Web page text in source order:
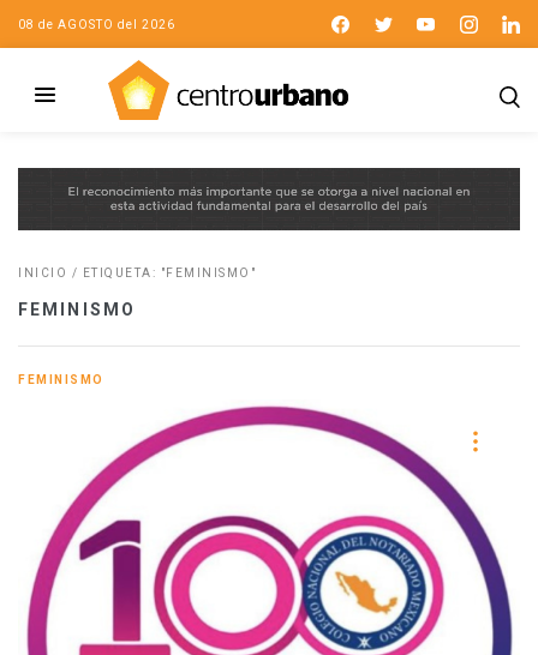
08 de AGOSTO del 2026
INICIO / ETIQUETA: "FEMINISMO"
FEMINISMO
FEMINISMO